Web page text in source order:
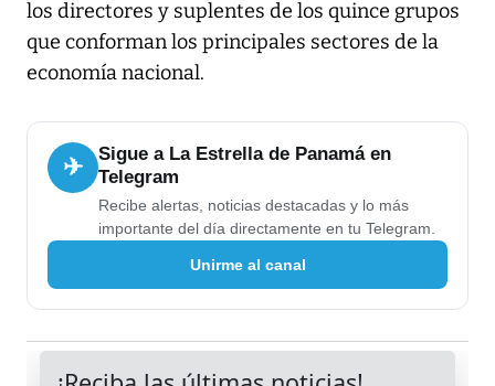
los directores y suplentes de los quince grupos
que conforman los principales sectores de la
economía nacional.
✈
Sigue a La Estrella de Panamá en
Telegram
Recibe alertas, noticias destacadas y lo más
importante del día directamente en tu Telegram.
Unirme al canal